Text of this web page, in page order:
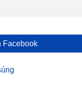
Facebook